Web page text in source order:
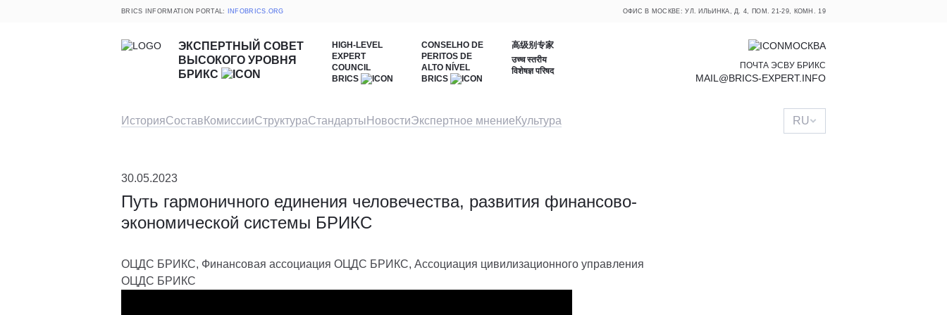
BRICS INFORMATION PORTAL: INFOBRICS.ORG ОФИС В МОСКВЕ: УЛ. ИЛЬИНКА, Д. 4, ПОМ. 21-29, КОМН. 19
ЭКСПЕРТНЫЙ СОВЕТ
ВЫСОКОГО УРОВНЯ
БРИКС
HIGH-LEVEL
EXPERT
COUNCIL
BRICS
CONSELHO DE
PERITOS DE
ALTO NÍVEL
BRICS
高级别专家
उच्च स्तरीय
विशेषज्ञ परिषद
МОСКВА
ПОЧТА ЭСВУ БРИКС
MAIL@BRICS-EXPERT.INFO
ИсторияСостав КомиссииСтруктураСтандарты НовостиЭкспертное мнение Культура RU
30.05.2023
Путь гармоничного единения человечества, развития финансово-
экономической системы БРИКС
ОЦДС БРИКС, Финансовая ассоциация ОЦДС БРИКС, Ассоциация цивилизационного управления
ОЦДС БРИКС